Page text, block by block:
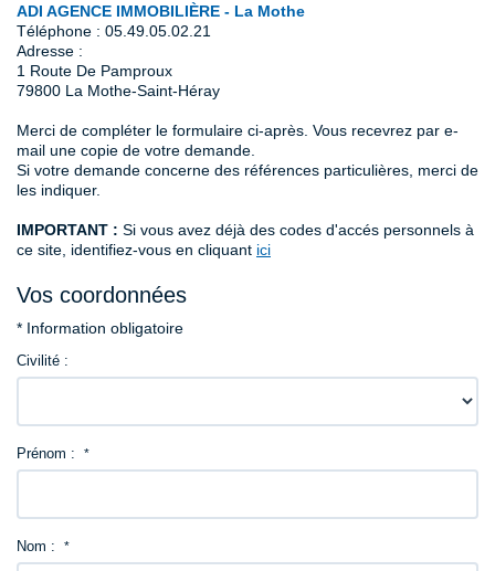
Agences
Gestion
Contact
ADI AGENCE IMMOBILIÈRE - La Mothe
Téléphone : 05.49.05.02.21
Adresse :
1 Route De Pamproux
79800 La Mothe-Saint-Héray
Merci de compléter le formulaire ci-après. Vous recevrez par e-
mail une copie de votre demande.
Si votre demande concerne des références particulières, merci de
les indiquer.
IMPORTANT : Si vous avez déjà des codes d'accés personnels à
ce site, identifiez-vous en cliquant ici
Vos coordonnées
* Information obligatoire
Civilité :
Prénom : *
Nom : *